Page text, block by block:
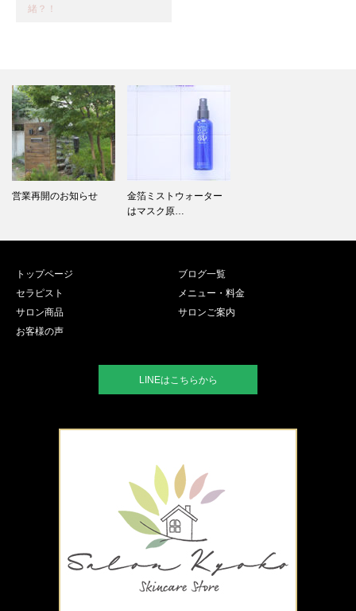
緒？！
営業再開のお知らせ
金箔ミストウォーター
はマスク原…
トップページ
ブログ一覧
セラピスト
メニュー・料金
サロン商品
サロンご案内
お客様の声
LINEはこちらから